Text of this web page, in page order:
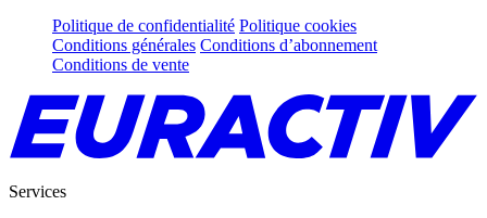
Politique de confidentialité Politique cookies
Conditions générales Conditions d’abonnement
Conditions de vente
Services